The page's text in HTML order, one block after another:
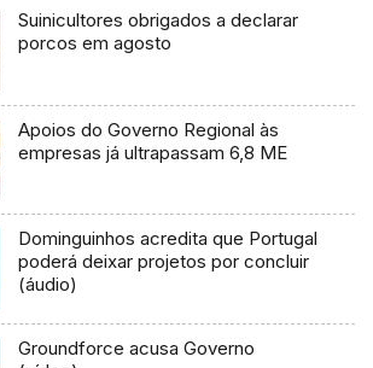
Suinicultores obrigados a declarar
porcos em agosto
Apoios do Governo Regional às
empresas já ultrapassam 6,8 ME
Dominguinhos acredita que Portugal
poderá deixar projetos por concluir
(áudio)
Groundforce acusa Governo